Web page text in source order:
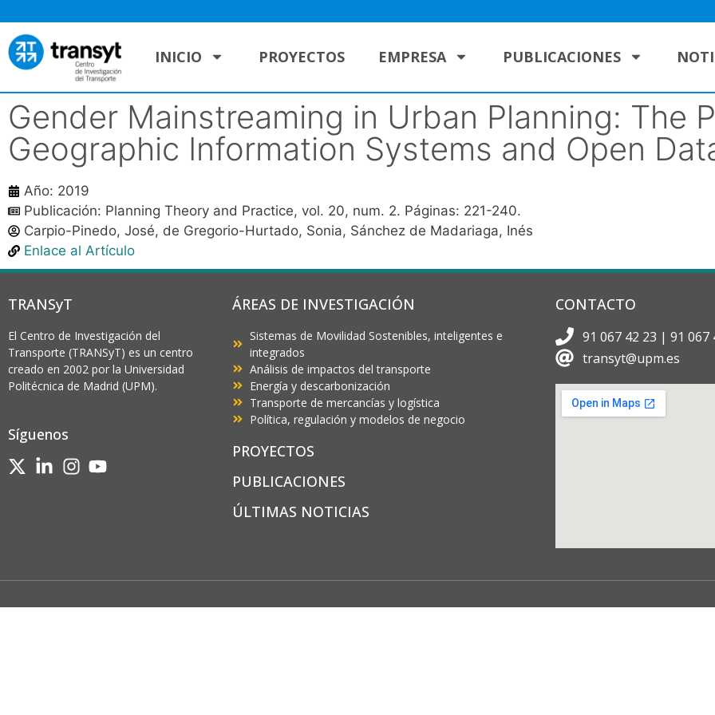
INICIO PROYECTOS EMPRESA PUBLICACIONES
Gender Mainstreaming in Urban Planning: The
Geographic Information Systems and Open
Año: 2019
Publicación: Planning Theory and Practice, vol. 20, num. 2. Páginas: 221-240.
Carpio-Pinedo, José, de Gregorio-Hurtado, Sonia, Sánchez de Madariaga, Inés
Enlace al Artículo
TRANSyT
El Centro de Investigación del
Transporte (TRANSyT) es un centro
creado en 2002 por la Universidad
Politécnica de Madrid (UPM).
Síguenos
ÁREAS DE INVESTIGACIÓN
Sistemas de Movilidad Sostenibles, inteligentes e
integrados
Análisis de impactos del transporte
Energía y descarbonización
Transporte de mercancías y logística
Política, regulación y modelos de negocio
PROYECTOS
PUBLICACIONES
ÚLTIMAS NOTICIAS
CONTACTO
91 067 42 23 | 91 067
transyt@upm.es